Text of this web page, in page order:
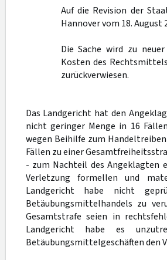
Auf die Revision der
Hannover vom 18.
Die Sache wird zu
Kosten des
zurückverwiesen.
Das Landgericht hat den
nicht geringer Menge in 16
wegen Beihilfe zum
Fällen zu einer
- zum Nachteil des Angeklagten
Verletzung formellen und
Landgericht habe nicht
Betäubungsmittelhandels zu
Gesamtstrafe seien in
Landgericht habe es
Betäubungsmittelgeschäften den